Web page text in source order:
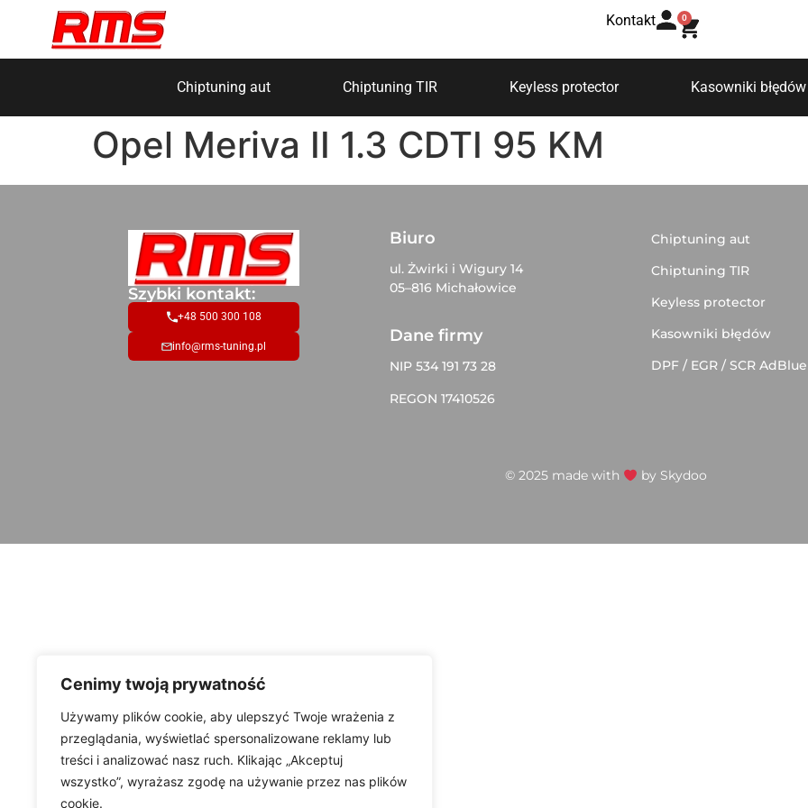
Cenimy twoją prywatność
Używamy plików cookie, aby ulepszyć Twoje wrażenia z
przeglądania, wyświetlać spersonalizowane reklamy lub
treści i analizować nasz ruch. Klikając „Akceptuj
wszystko”, wyrażasz zgodę na używanie przez nas plików
cookie.
Kontakt 0
Chiptuning aut Chiptuning TIR Keyless protector Kasowniki błędów
Opel Meriva II 1.3 CDTI 95 KM
Szybki kontakt:
+48 500 300 108
info@rms-tuning.pl
Biuro
ul. Żwirki i Wigury 14
05–816 Michałowice
Dane firmy
NIP 534 191 73 28
REGON 17410526
Chiptuning aut
Chiptuning TIR
Keyless protector
Kasowniki błędów
DPF / EGR / SCR AdBlue
© 2025 made with by Skydoo